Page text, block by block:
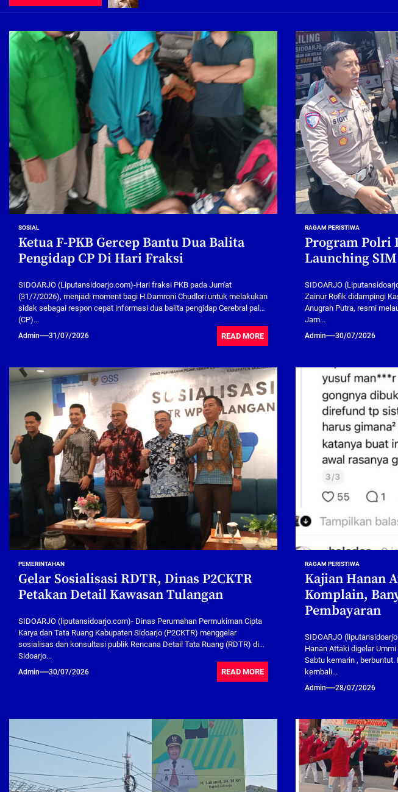
Pembebasan Lahan Segera Rampung, Pembangunan Fly Over
Peduli Warga Miskin, Bupati Sidoarjo Masif Jalankan Program Rehab
Pembebasan Lahan Hampir Rampung, Pembangunan Fly over
Terima aduan warga, Komisi A cari solusi masalah warga Seketi dan
Demi Jajaran Direksi Delta Tirta Yang Profesional Dan Kapabel, Komisi
SOSIAL
Ketua F-PKB Gercep Bantu Dua Balita
Pengidap CP Di Hari Fraksi
SIDOARJO (Liputansidoarjo.com)-Hari fraksi PKB pada Jum'at
(31/7/2026), menjadi moment bagi H.Damroni Chudlori untuk melakukan
sidak sebagai respon cepat informasi dua balita pengidap Cerebral palsy
(CP)...
Admin 31/07/2026 READ MORE
RAGAM PERISTIWA
Program Polri
Launching
SIDOARJO
Zainur Rofik didampingi
Anugrah Putra, resmi
Jam...
Admin 30/07/2026
PEMERINTAHAN
Gelar Sosialisasi RDTR, Dinas P2CKTR
Petakan Detail Kawasan Tulangan
SIDOARJO (liputansidoarjo.com)- Dinas Perumahan Permukiman Cipta
Karya dan Tata Ruang Kabupaten Sidoarjo (P2CKTR) menggelar
sosialisas dan konsultasi publik Rencana Detail Tata Ruang (RDTR) di
Sidoarjo...
Admin 30/07/2026 READ MORE
RAGAM PERISTIWA
Kajian Hanan
Komplain,
Pembayaran
SIDOARJO
Hanan Attaki digelar
Sabtu kemarin ,
kembali...
Admin 28/07/2026